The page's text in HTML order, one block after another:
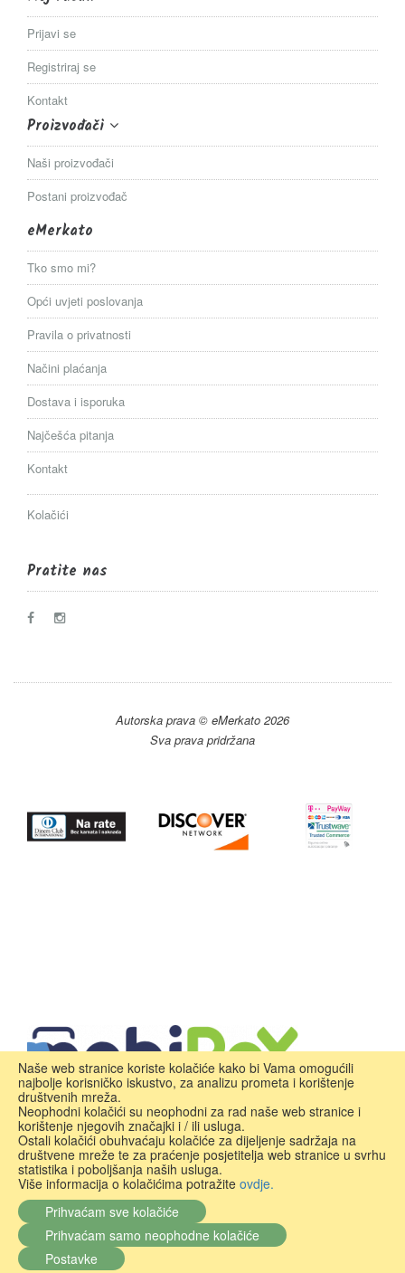
Naše web stranice koriste kolačiće kako bi Vama omogućili
najbolje korisničko iskustvo, za analizu prometa i korištenje
društvenih mreža.
Neophodni kolačići su neophodni za rad naše web stranice i
korištenje njegovih značajki i / ili usluga.
Ostali kolačići obuhvaćaju kolačiće za dijeljenje sadržaja na
društvene mreže te za praćenje posjetitelja web stranice u svrhu
statistika i poboljšanja naših usluga.
Više informacija o kolačićima potražite ovdje.
Prihvaćam sve kolačiće
Prihvaćam samo neophodne kolačiće
Postavke
Prijavi se
Registriraj se
Kontakt
Proizvođači
Naši proizvođači
Postani proizvođač
eMerkato
Tko smo mi?
Opći uvjeti poslovanja
Pravila o privatnosti
Načini plaćanja
Dostava i isporuka
Najčešća pitanja
Kontakt
Kolačići
Pratite nas
Autorska prava © eMerkato 2026
Sva prava pridržana